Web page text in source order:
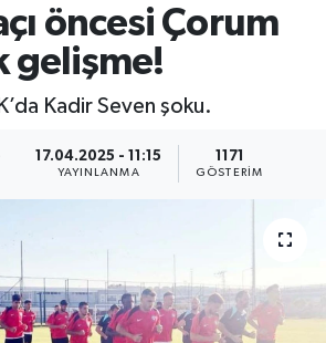
öncesi Çorum
gelişme!
Kadir Seven şoku.
17.04.2025 - 11:15
YAYINLANMA
1171
GÖSTERIM
Vakitleri